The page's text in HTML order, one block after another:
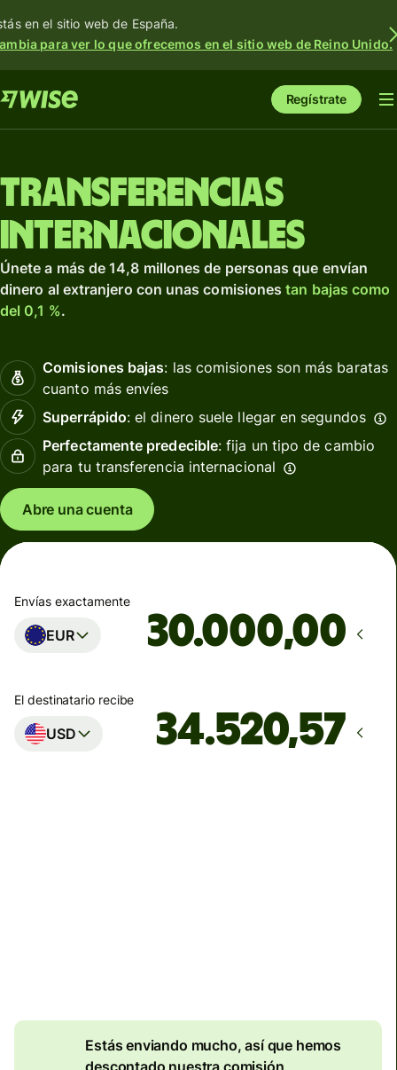
en el sitio web de España.
para ver lo que ofrecemos en el sitio web de Reino Unido.
Regístrate
Transferencias
internacionales
Únete a más de 14,8 millones de personas que envían
dinero al extranjero con unas comisionestan bajas como
del 0,1 %.
Comisiones bajas: las comisiones son más baratas
cuanto más envíes
Superrápido: el dinero suele llegar en segundos
Perfectamente predecible: fija un tipo de cambio
para tu transferencia internacional
Abre una cuenta
Envías exactamente
EUR ,00
El destinatario recibe
USD
Estás enviando mucho, así que hemos